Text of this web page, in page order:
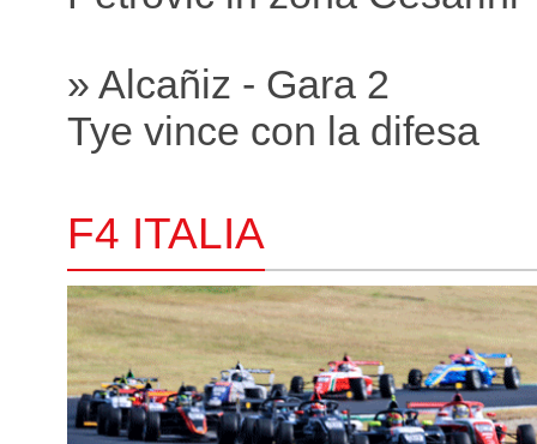
» Alcañiz - Gara 2
Tye vince con la difesa
F4 ITALIA